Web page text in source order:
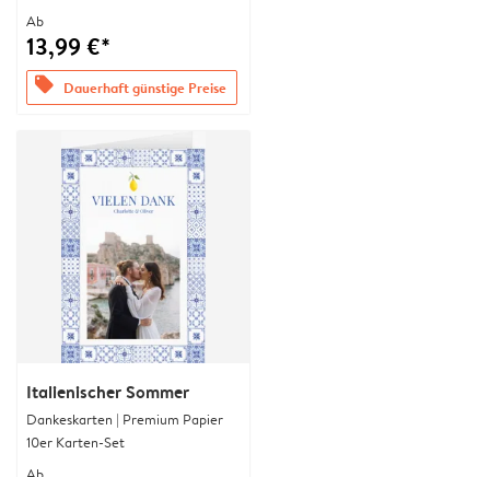
Ab
13,99 €*
offers Dauerhaft günstige Preise
Italienischer Sommer
Dankeskarten | Premium Papier
10er Karten-Set